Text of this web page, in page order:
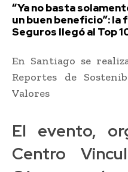
“Ya no basta
un buen beneficio”: la
Seguros llegó al Top
En Santiago se
Reportes de
Valores
El evento,
Centro